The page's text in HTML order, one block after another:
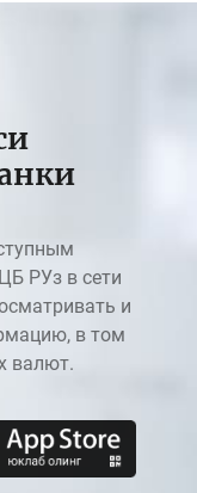
РУз в сети
и
в том
валют.